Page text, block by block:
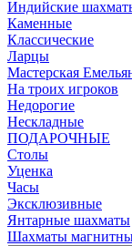
Индийские
Каменные
Классические
Ларцы
Мастерская
На троих игроков
Недорогие
Нескладные
ПОДАРОЧНЫЕ
Столы
Уценка
Часы
Эксклюзивные
Янтарные шахматы
Шахматы